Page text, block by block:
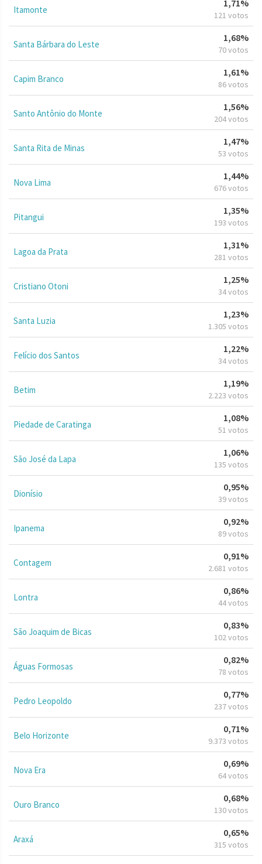
Itamonte
1,71%
121 votos
Santa Bárbara do Leste
1,68%
70 votos
Capim Branco
1,61%
86 votos
Santo Antônio do Monte
1,56%
204 votos
Santa Rita de Minas
1,47%
53 votos
Nova Lima
1,44%
676 votos
Pitangui
1,35%
193 votos
Lagoa da Prata
1,31%
281 votos
Cristiano Otoni
1,25%
34 votos
Santa Luzia
1,23%
1.305 votos
Felício dos Santos
1,22%
34 votos
Betim
1,19%
2.223 votos
Piedade de Caratinga
1,08%
51 votos
São José da Lapa
1,06%
135 votos
Dionísio
0,95%
39 votos
Ipanema
0,92%
89 votos
Contagem
0,91%
2.681 votos
Lontra
0,86%
44 votos
São Joaquim de Bicas
0,83%
102 votos
Águas Formosas
0,82%
78 votos
Pedro Leopoldo
0,77%
237 votos
Belo Horizonte
0,71%
9.373 votos
Nova Era
0,69%
64 votos
Ouro Branco
0,68%
130 votos
Araxá
0,65%
315 votos